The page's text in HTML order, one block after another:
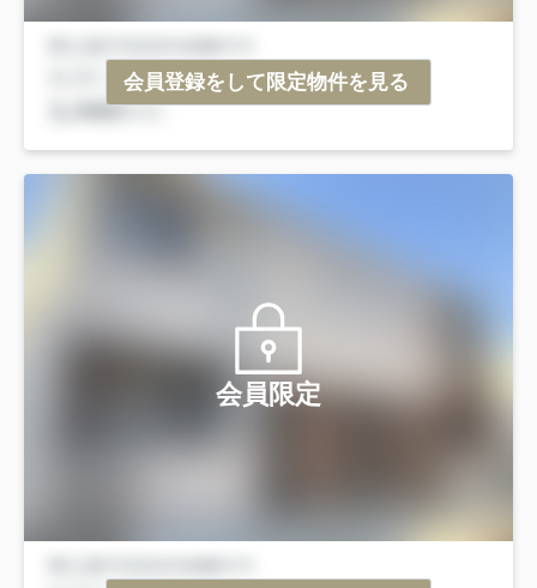
会員登録をして限定物件を見る
会員限定